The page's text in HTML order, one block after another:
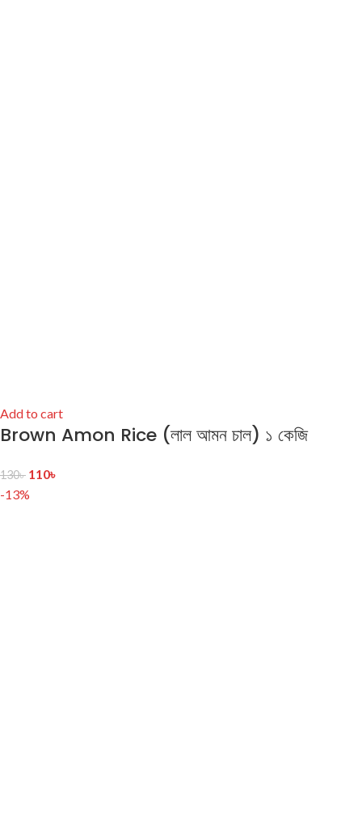
Add to cart
Brown Amon Rice (লাল আমন চাল) ১ কেজি
130৳ 110৳
-13%